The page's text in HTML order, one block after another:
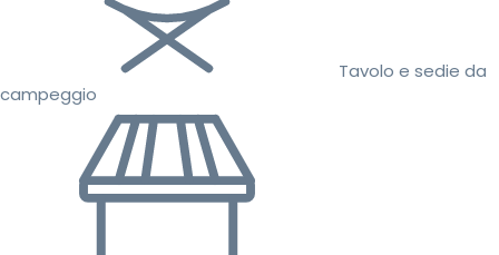
Tavolo e sedie da
campeggio